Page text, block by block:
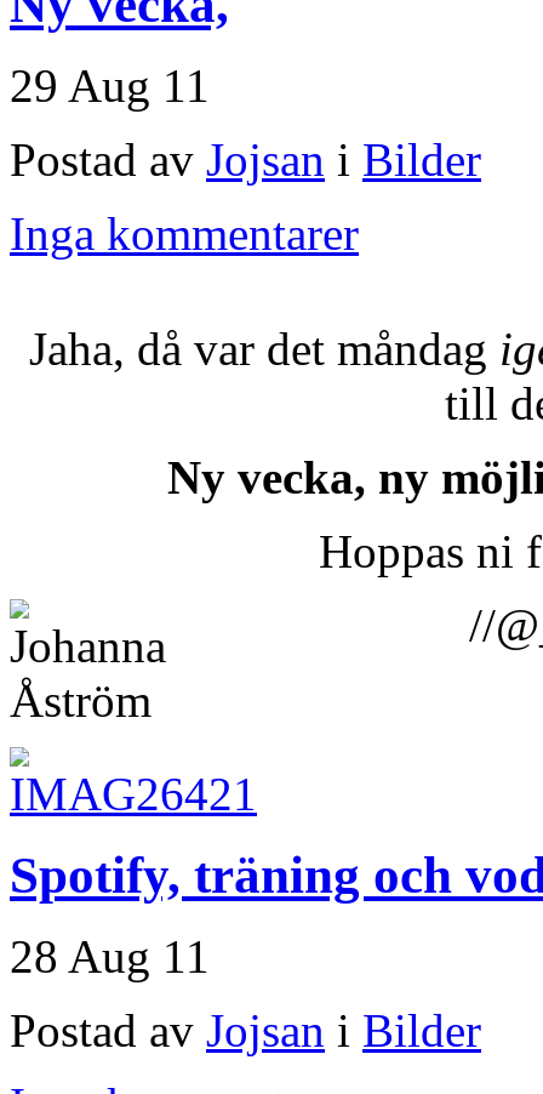
29 Aug 11
Postad av Jojsan i Bilder
Inga kommentarer
Jaha, då var det måndag
till
Ny vecka, ny
Hoppas ni
//
Spotify, träning och
28 Aug 11
Postad av Jojsan i Bilder